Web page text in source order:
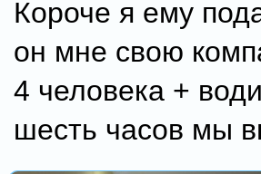
Короче я ему
он мне свою
4 человека +
шесть часов мы